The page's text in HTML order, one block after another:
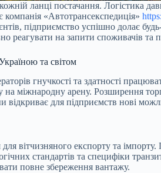
ланці постачання. Логістика
компанія «Автотрансекспедиція»
підприємство успішно долає
реагувати на запити споживачів та
та світом
гнучкості та здатності
міжнародну арену. Розширення
для підприємств нові
вітчизняного експорту та
стандартів та специфіки
повне збереження вантажу.